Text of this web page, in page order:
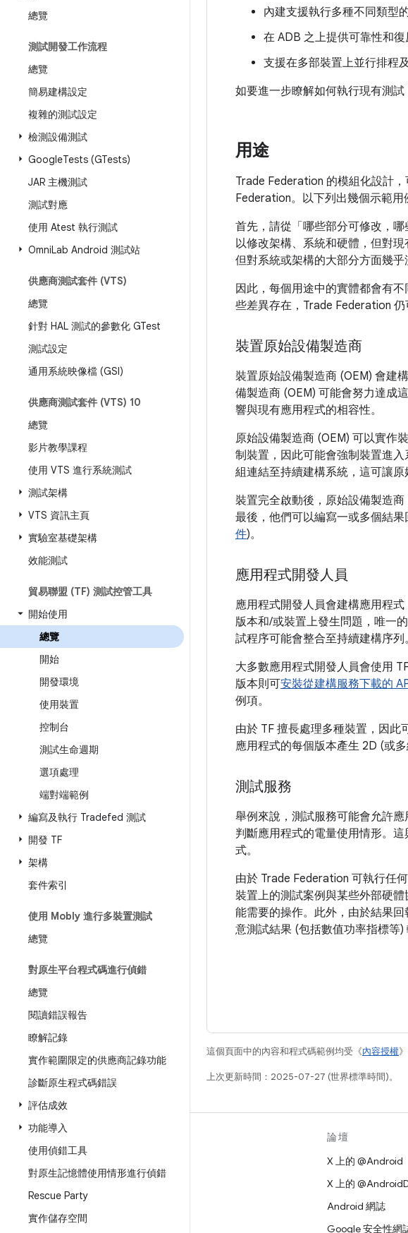
總覽
測試開發工作流程
總覽
簡易建構設定
複雜的測試設定
檢測設備測試
GoogleTests (GTests)
JAR 主機測試
測試對應
使用 Atest 執行測試
OmniLab Android 測試站
供應商測試套件 (VTS)
總覽
針對 HAL 測試的參數化 GTest
測試設定
通用系統映像檔 (GSI)
供應商測試套件 (VTS) 10
總覽
影片教學課程
使用 VTS 進行系統測試
測試架構
VTS 資訊主頁
實驗室基礎架構
效能測試
貿易聯盟 (TF) 測試控管工具
開始使用
總覽
開始
開發環境
使用裝置
控制台
測試生命週期
選項處理
端對端範例
編寫及執行 Tradefed 測試
開發 TF
架構
套件索引
使用 Mobly 進行多裝置測試
總覽
對原生平台程式碼進行偵錯
總覽
閱讀錯誤報告
瞭解記錄
實作範圍限定的供應商記錄功能
診斷原生程式碼錯誤
評估成效
功能導入
使用偵錯工具
對原生記憶體使用情形進行偵錯
Rescue Party
實作儲存空間
內建支援執行多種不同類型
在 ADB 之上提供可靠性和復
支援在多部裝置上並行排程
如要進一步瞭解如何執行現有測試
用途
Trade Federation 的模組化設計
Federation。以下列出幾個示範
首先，請從「哪些部分可修改，
以修改架構、系統和硬體，但對
但對系統或架構的大部分方面幾乎
因此，每個用途中的實體都會有
些差異存在，Trade Federation
裝置原始設備製造商
裝置原始設備製造商 (OEM) 會建
備製造商 (OEM) 可能會努力達成
響與現有應用程式的相容性。
原始設備製造商 (OEM) 可以實作
制裝置，因此可能會強制裝置進
組連結至持續建構系統，這可讓
裝置完全啟動後，原始設備製造商
最後，他們可以編寫一或多個結
件)。
應用程式開發人員
應用程式開發人員會建構應用程
版本和/或裝置上發生問題，唯一
試程序可能會整合至持續建構序
大多數應用程式開發人員會使用
版本則可安裝從建構服務下載的
例項。
由於 TF 擅長處理多種裝置，因此
應用程式的每個版本產生 2D (或多
測試服務
舉例來說，測試服務可能會允許
判斷應用程式的電量使用情形。
式。
由於 Trade Federation 可執行任
裝置上的測試案例與某些外部硬
能需要的操作。此外，由於結果回
意測試結果 (包括數值功率指標等)
這個頁面中的內容和程式碼範例均受《內容授權
上次更新時間：2025-07-27 (世界標準時間)。
版本
論壇
X 上的 @Android
X 上的
Android 網誌
Google 安全性網